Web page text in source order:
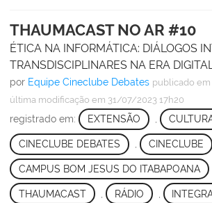
THAUMACAST NO AR #10
ÉTICA NA INFORMÁTICA: DIÁLOGOS
TRANSDISCIPLINARES NA ERA
por Equipe Cineclube Debates publicado em
última modificação em 31/07/2023 17h20
registrado em: EXTENSÃO ,
CINECLUBE DEBATES CINECLUBE
CAMPUS BOM JESUS DO ITABAPOANA
THAUMACAST RÁDIO